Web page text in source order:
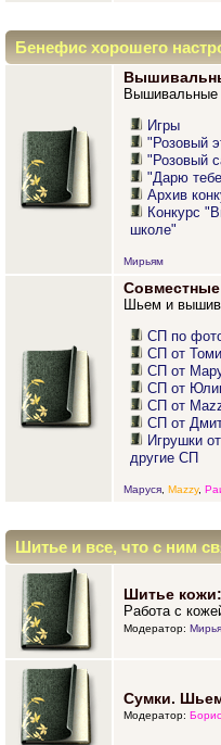
Бенефис хорошего
Вышивальные
Игры
"Розовый
"Розовый
"Дарю
Архив
Конкурс
школе"
Мирьям
Шьем и
СП по
СП от
СП от
СП от
СП от
СП от
Игрушки
другие СП
Маруся, Mazzy,
Шитье и все, что с ним
Шитье
Работа с
Модератор:
Сумки.
Модератор: